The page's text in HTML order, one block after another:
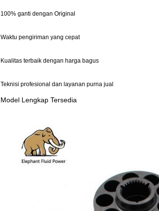
100% ganti dengan Original
Waktu pengiriman yang cepat
Kualitas terbaik dengan harga bagus
Teknisi profesional dan layanan purna jual
Model Lengkap Tersedia